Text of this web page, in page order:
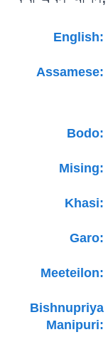
English:
Assamese:
Bodo:
Mising:
Khasi:
Garo:
Meeteilon:
Bishnupriya
Manipuri: